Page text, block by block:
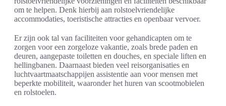
om te helpen. Denk hierbij aan rolstoelvriendelijke
accommodaties, toeristische attracties en openbaar vervoer.
Er zijn ook tal van faciliteiten voor gehandicapten om te
zorgen voor een zorgeloze vakantie, zoals brede paden en
deuren, aangepaste toiletten en douches, en speciale liften en
hellingbanen. Daarnaast bieden veel reisorganisaties en
luchtvaartmaatschappijen assistentie aan voor mensen met
beperkte mobiliteit, waaronder het huren van scootmobielen
en rolstoelen.